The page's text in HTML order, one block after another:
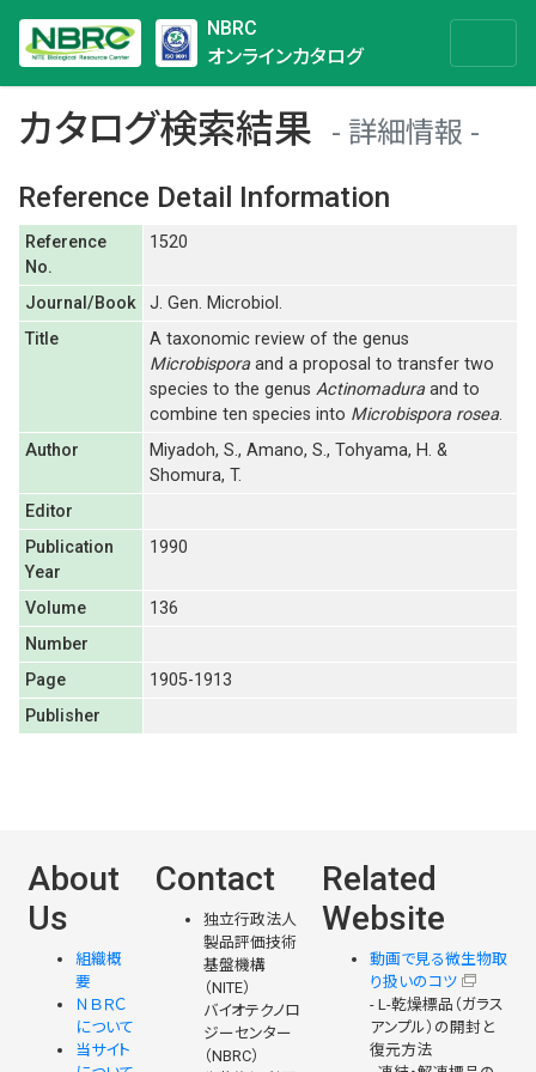
NBRC
オンラインカタログ
カタログ検索結果
詳細情報
Reference Detail Information
Reference
No.
1520
Journal/Book
J. Gen. Microbiol.
Title
A taxonomic review of the genus
Microbisporaand a proposal to transfer two
species to the genus Actinomaduraand to
combine ten species into Microbispora rosea.
Author
Miyadoh, S., Amano, S., Tohyama, H. &
Shomura, T.
Editor
Publication
Year
1990
Volume
136
Number
Page
1905-1913
Publisher
About
Us
組織概
要
ＮＢＲＣ
について
当サイト
Contact
独立行政法人
製品評価技術
基盤機構
（NITE）
バイオテクノロ
ジーセンター
（NBRC）
Related
Website
動画で見る微生物取
り扱いのコツ
- L-乾燥標品（ガラス
アンプル）の開封と
復元方法